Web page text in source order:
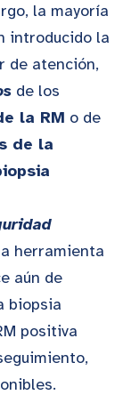
la mayoría
introducido la
de atención,
de los
la RM o de
de la
herramienta
aún de
biopsia
positiva